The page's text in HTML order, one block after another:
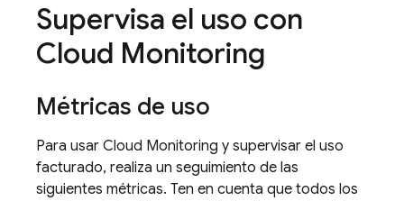
Supervisa el uso con
Cloud Monitoring
Métricas de uso
Para usar Cloud Monitoring y supervisar el uso
facturado, realiza un seguimiento de las
siguientes métricas. Ten en cuenta que todos los